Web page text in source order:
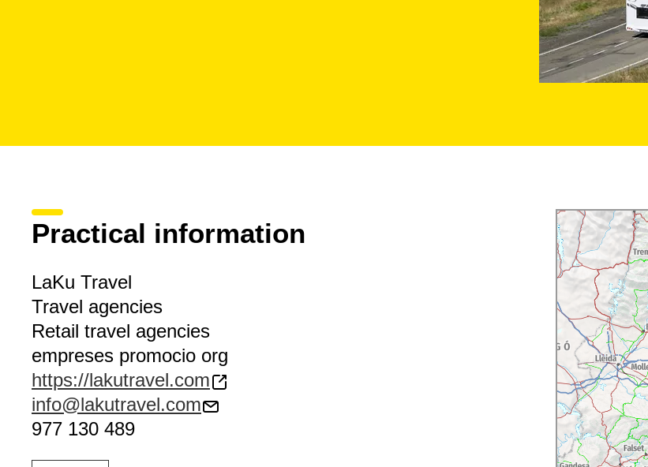
Practical information
LaKu Travel
Travel agencies
Retail travel agencies
empreses promocio org
https://lakutravel.com
info@lakutravel.com
977 130 489